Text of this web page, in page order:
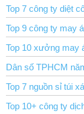
Top 7 công ty diệt
Top 9 công ty may
Top 10 xưởng may
Dân số TPHCM
Top 7 nguồn sỉ túi
Top 10+ công ty